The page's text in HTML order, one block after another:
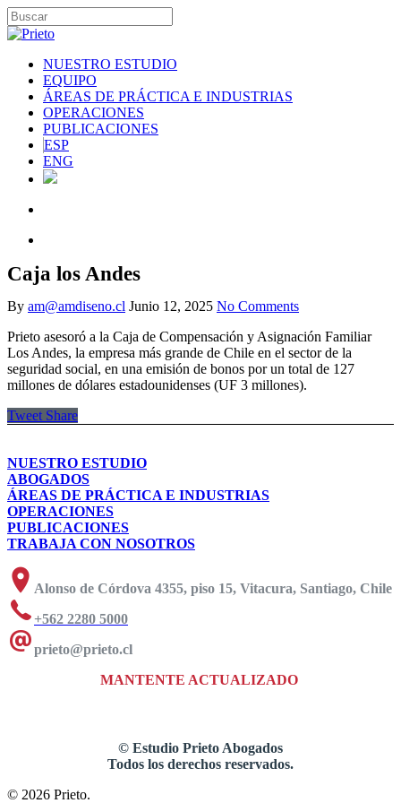
NUESTRO ESTUDIO
EQUIPO
ÁREAS DE PRÁCTICA E INDUSTRIAS
OPERACIONES
PUBLICACIONES
ESP
ENG
Caja los Andes
By am@amdiseno.cl Junio 12, 2025 No Comments
Prieto asesoró a la Caja de Compensación y Asignación Familiar
Los Andes, la empresa más grande de Chile en el sector de la
seguridad social, en una emisión de bonos por un total de 127
millones de dólares estadounidenses (UF 3 millones).
Tweet Share
NUESTRO ESTUDIO
ABOGADOS
ÁREAS DE PRÁCTICA E INDUSTRIAS
OPERACIONES
PUBLICACIONES
TRABAJA CON NOSOTROS
Alonso de Córdova 4355, piso 15, Vitacura, Santiago, Chile
+562 2280 5000
prieto@prieto.cl
MANTENTE ACTUALIZADO
© Estudio Prieto Abogados
Todos los derechos reservados.
© 2026 Prieto.